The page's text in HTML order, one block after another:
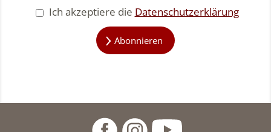
Ich akzeptiere die Datenschutzerklärung
Abonnieren